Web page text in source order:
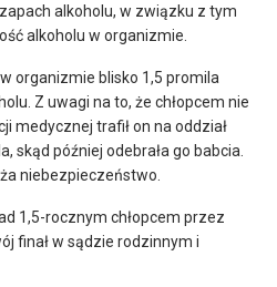
alkoholu, w związku z tym
alkoholu w organizmie.
organizmie blisko 1,5 promila
Z uwagi na to, że chłopcem nie
medycznej trafił on na oddział
skąd później odebrała go babcia.
niebezpieczeństwo.
1,5-rocznym chłopcem przez
finał w sądzie rodzinnym i